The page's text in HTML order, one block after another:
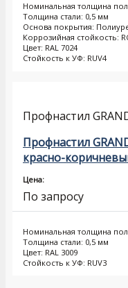
Номинальная толщина
Толщина стали: 0,5 мм
Основа покрытия:
Коррозийная стойкость:
Цвет: RAL 7024
Стойкость к УФ: RUV4
Профнастил
Профнастил
красно-
Цена:
По запросу
Номинальная толщина
Толщина стали: 0,5 мм
Цвет: RAL 3009
Стойкость к УФ: RUV3